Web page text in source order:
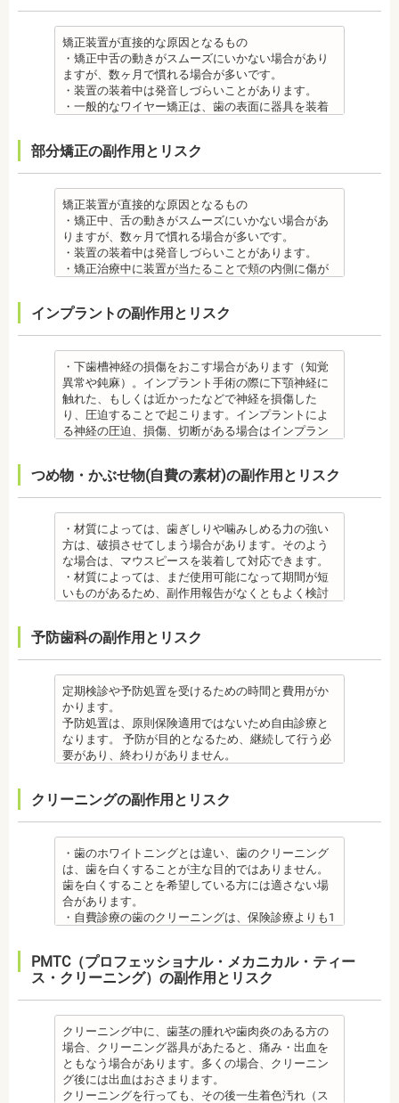
・矯正装置を装着した直後や、ワイヤーを交換した
直後に痛みを感じることがありますが、数日でおさ
まる場合が多いです。また、冷たいものを飲んだと
きにしみる「知覚過敏」があらわれる場合がありま
すが、基本的には数日で改善されます。長期間痛む
場合は、歯科医師に相談しましょう。
金属アレルギー
は、皮膚科で行われているパッチテストなどをうけ
膜にアレルギー症状が起きた場合は、速やかに歯科
医師の指示を仰いでください。
抜歯・麻酔 ・矯正をしたい箇所に十分なスペースが
ない場合は、抜歯を必要とすることもあります。健
康上問題のない歯を抜歯する場合もあります。
・抜歯する場合は麻酔注射を行います。麻酔薬の中
もあるため、心が起こることもあります。臓や血圧
は、頬を噛んだり、熱いものを飲んだりしてもわか
らないため、口腔内を傷つけるリスクがあります。
さらに、麻酔によって悪心、嘔吐、アレルギー反応
虫歯・歯周病 ・矯正治療中、矯正装置の周りなど、
ブラッシング（歯磨き）しにくい部分ができるた
め、虫歯や歯周炎のリスクが高くなります。
を歯科医師より受けて 、毎日丁寧なブラッシング、
のケアをすることも役立ちます。
・矯正中に虫歯が悪化した場合は、矯正終了後に虫
歯の治療をする、もしくは、矯正中に器具を一度外
して治療を行う必要が生じることがあります。
・基本的に、矯正中には虫歯や歯周病の治療が行え
ません。そのため矯正前にこれらの治療を終わらせ
合は、一般的な歯科医院で、事前に虫歯、歯周病の
す。その程度に個人差があります。
・矯正終了して数か月から数年経過すると噛み合わ
せが悪くなる可能性があります。噛み合わせが悪く
なると、咀嚼障害の場合は、噛み合わせの治療を行
います、頭痛、肩こりを招く事があります。また、
開かない、食事を噛むときに痛みが出る顎関節症を
発症する場合があります。
他にも自律神経失調症になることもあります。噛み
その他
・個人差がありますが子供にとって大きなストレス
になる場合があります。装置装着後もしっかりと状
況を聞いて話し合ってください。
・矯正中、頭痛、首や肩のこり、強い倦怠感、吐き
の場合は、鎮痛剤、吐き気止め等、歯科医師の指示
のもと服用してください。
・治療の経過と治療後の見た目に個人差が大きくあ
らわれる治療です。また、歯科医師との見解の相違
も起こりえます。歯科医師とよくご相談ください。
・矯正力が強すぎると、歯の根が短くなる「歯根吸
収」が起こるリスクが高くなります。
・歯や骨の状態、歯の動きを妨げる癖があった場
合、虫歯や歯周病の発生など、治療計画よりも治療
期間が長くなる場合があります。
矯正装置が直接的な原因となるもの
・矯正中舌の動きがスムーズにいかない場合があり
ますが、数ヶ月で慣れる場合が多いです。
・装置の装着中は発音しづらいことがあります。
・一般的なワイヤー矯正は、歯の表面に器具を装着
・矯正治療中に装置が当たることで頬の内側に傷が
ついたり、口内炎になったり、歯の移動に伴う痛み
を感じることもありますので、必要に応じワックス
で対処する場合やその他の対処策を行う場合があり
ます。
・矯正装置を装着した直後や、ワイヤーを交換した
直後に痛みを感じることがありますが、数日でおさ
まる場合が多いです。また、冷たいものを飲んだと
科医師に相談しましょう。
いるため、金属アレルギーのある方、不安がある方
は、皮膚科で行われているパッチテストをうけて、
アレルギー材料を特定し、歯科医師に伝えてくださ
い。矯正装置を装着したあとに、皮膚や口腔の粘膜
にアレルギー症状が起きた場合は、速やかに歯科医
師の指示を仰いでください。
・矯正をしたい箇所に十分なスペースがない場合
・抜歯する場合は麻酔注射を行います。麻酔の中に
は、成分に心拍数、血圧を上げる作用があるものも
あるため、心臓や血圧に問題がある方が使用する
と、動悸、血圧上昇を起こす場合があります。ま
た、頬を噛んでもわからなかったり、熱いものを飲
んでもわからないため、口腔内を傷つけるリスクが
さらに、麻酔によって悪心、嘔吐、アレルギー反応
・矯正中、虫歯が悪化する場合があります。治療終
了後に虫歯の治療をする場合と器具を一度外して虫
歯の治療を行う場合があります。
・矯正治療中、矯正装置の周りなど、ブラッシング
（歯磨き）しにくい部分ができるため、虫歯や歯周
炎のリスクが高くなります。間食を控え、矯正治療
、毎日丁寧なブラッシング、歯を清潔にしてリスク
・矯正中は、基本的に虫歯や歯周病の治療が行えな
いため、矯正前にこれらの治療を終わらせる必要が
あります。矯正専門の歯科の場合は、一般の歯科で
虫歯、歯周病の治療を行う必要もあります。
治療終了後
す。
・矯正終了して数か月から数年経過するとかみ合わ
せが悪くなる可能性があります。かみ合わせが悪く
なると、咀嚼障害、頭痛、肩こりを招く事がありま
また、かみ合わせのバランスが崩れることで、口が
大きく開かない、食事を噛むときに痛みが出る顎関
節症を発症する場合があります。他にも自律神経失
調症になることもあります。かみ合わせが原因の場
部分矯正の副作用とリスク
矯正装置が直接的な原因となるもの
・矯正中、舌の動きがスムーズにいかない場合があ
りますが、数ヶ月で慣れる場合が多いです。
・装置の装着中は発音しづらいことがあります。
・矯正治療中に装置が当たることで頬の内側に傷が
で対処する場合やその他の対処策を行う場合があり
ます。
・矯正装置を装着した直後や、ワイヤーを交換した
直後に痛みを感じることがありますが、数日でおさ
まる場合が多いです。また、冷たいものを飲んだと
きにしみる「知覚過敏」があらわれる場合がありま
すが、基本的には数日で改善されます。長期間痛む
場合は、歯科医師に相談しましょう。
いるため、金属アレルギーのある方、不安がある方
い。矯正装置を装着したあとに、皮膚や口腔の粘膜
にアレルギー症状が起きた場合は、速やかに歯科医
師の指示を仰いでください。
抜歯・麻酔
・矯正をしたい箇所に十分なスペースがない場合
は、抜歯を必要とする場合もあります。健康上問題
痛みを感じることもありますので、歯科医師の判断
ため、心臓や血圧に問題がある方が使用すると、動
悸、血圧上昇を起こす場合があります。また、頬を
噛んでもわからなかったり、熱いものを飲んでもわ
からないため、口腔内を傷つけるリスクがありま
す。さらに、麻酔によって悪心、嘔吐、アレルギー
反応が起こることもあります。
・矯正中、虫歯が悪化する場合があります。治療終
・矯正治療中、矯正装置の周りなど、ブラッシング
（歯磨き）しにくい部分ができるため、虫歯や歯周
炎のリスクが高くなります。間食を控え、矯正治療
中に合ったブラッシング指導を歯科医師より受けて
、毎日丁寧なブラッシング、歯を清潔にしてリスク
を抑えましょう。
ッ素塗布など、歯科医院でのケアも予防に役立ちま
す。
病の治療を行う必要もあります。
治療終了後
・矯正終了後に噛み合わせが悪くなる可能性があり
ます。
インプラントの副作用とリスク
・下歯槽神経の損傷をおこす場合があります（知覚
異常や鈍麻）。インプラント手術の際に下顎神経に
触れた、もしくは近かったなどで神経を損傷した
り、圧迫することで起こります。インプラントによ
る神経の圧迫、損傷、切断がある場合はインプラン
・上あごにインプラントを埋める際に、上顎洞を破
る場合があります。手術した時に感染が生じると蓄
膿症になる場合があります。この場合は、インプラ
ントを除去する場合もあります。また、蓄膿症の治
療には耳鼻咽喉科にて治療が必要な場合もありま
す。
・インプラントは、入れ歯の治療とは異なり、外科
手術を行う必要があります。手術により今までは何
けられない場合もあります。免疫力や抵抗力が低下
足りない方、喫煙者の方は、事前に生活習慣の改
善、治療が必要となる場合があります。
・インプラント術後すぐには違和感があったり、痛
み、腫れ、出血などが発生する場合がありますが、
これらの症状の多くについては一時的なもので、多
くの場合2～3日で治まります。
に穴をあけて人工の歯根を埋め込み、その上に人工
た、インプラントを埋め込む骨の厚みを増やす手術
を行う場合、さらに期間を要することになります。
・インプラント治療を受けると定期検診、メインテ
ナンスをし続けなければいけません。人工物である
インプラントが虫歯になることはありませんが、日
ごろから丁寧なメインテナンスが必要となります。
囲炎という病気にかかる可能性があります。インプ
ラントの機能をより長く維持するために、定期検診
異なり保険適用外となります。
・インプラント治療は、お子様、妊婦の方は受けら
れません。骨の成長途中になるお子様は、インプラ
ント治療はできません。痛み止め、抗生物質等を治
療に使用するため妊娠中、妊娠の可能性のある方、
つめ物・かぶせ物(自費の素材)の副作用とリスク
・材質によっては、歯ぎしりや噛みしめる力の強い
方は、破損させてしまう場合があります。そのよう
な場合は、マウスピースを装着して対応できます。
・材質によっては、まだ使用可能になって期間が短
いものがあるため、副作用報告がなくともよく検討
・ジルコニア自体が割れてしまうのではなく、表面
を覆っているポーセレンというセラミックが割れて
しまうことのほうが多くあります。
原因のひとつとしては、ポーセレンというセラミッ
クとジルコニアの密着度が、セラミック同士との場
合や金属とセラミックとの場合に比べて、若干弱い
場合があるからです。他にも、激しい歯ぎしりをす
る人の場合、どうしてもセラミックの部分はジルコ
メタルセラミック
オールセラミック
・オールセラミック治療は、本数が多いと費用が高
額となる場合が多くあります。また、陶器であり強
度は低いため、奥歯には不向きです。前歯でも欠け
てしまうこともあるため、歯ぎしりのクセがある方
はマウスピースで保護する場合もあります。
はなく、デメリットもあるため、検討される方は、
歯科医師と十分に相談しましょう。
【プロフィール】
日本大学歯学部卒業
日本大学歯学部口腔外科第２講座大学院卒業
歯学博士（口腔外科学）
日本大学歯学部非常勤講師
予防歯科の副作用とリスク
定期検診や予防処置を受けるための時間と費用がか
かります。
予防処置は、原則保険適用ではないため自由診療と
なります。 予防が目的となるため、継続して行う必
要があり、終わりがありません。
日本歯科大学新潟生命歯学部卒業
新潟大学医歯学総合病院にて研修
都内歯科医院にて勤務
クリーニングの副作用とリスク
・歯のホワイトニングとは違い、歯のクリーニング
は、歯を白くすることが主な目的ではありません。
歯を白くすることを希望している方には適さない場
合があります。
・自費診療の歯のクリーニングは、保険診療よりも1
・歯のクリーニングは、歯科医院によって「クリー
ニング」と書いているところと「PMTC」と書いてい
るところがあります。PMTCは専用の機器が用いられ
るのに対し、クリーニングは歯科医院によっては歯
石を落とすスケーリングの場合や、PMTCの場合もあ
るので、事前に内容を確認されるとよいでしょう。
監修医情報 医療法人社団日坂会 理事長 日坂充
宏先生
【プロフィール】
PMTC（プロフェッショナル・メカニカル・ティー
ス・クリーニング）の副作用とリスク
クリーニング中に、歯茎の腫れや歯肉炎のある方の
場合、クリーニング器具があたると、痛み・出血を
ともなう場合があります。多くの場合、クリーニン
グ後には出血はおさまります。
クリーニングを行っても、その後一生着色汚れ（ス